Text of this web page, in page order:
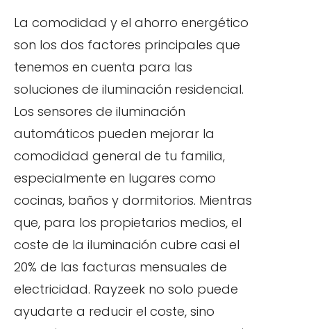
La comodidad y el ahorro energético
son los dos factores principales que
tenemos en cuenta para las
soluciones de iluminación residencial.
Los sensores de iluminación
automáticos pueden mejorar la
comodidad general de tu familia,
especialmente en lugares como
cocinas, baños y dormitorios. Mientras
que, para los propietarios medios, el
coste de la iluminación cubre casi el
20% de las facturas mensuales de
electricidad. Rayzeek no solo puede
ayudarte a reducir el coste, sino